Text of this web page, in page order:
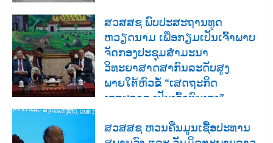
ສວສສຊ ພົບປະສະຖານທູດ
ຫວຽດນາມ ເພື່ອກຽມເປັນເຈົ້າພາບ
ຈັດກອງປະຊຸມສຳມະນາ
ວິທະຍາສາດສາກົນລະດັບສູງ
ພາຍໃຕ້ຫົວຂໍ້ “ເສດຖະກິດ
ເອກະລາດ ເປັນເຈົ້າຕົນເອງ”
ສວສສຊ ຫວນຄືນມູນເຊື້ອປະທານ